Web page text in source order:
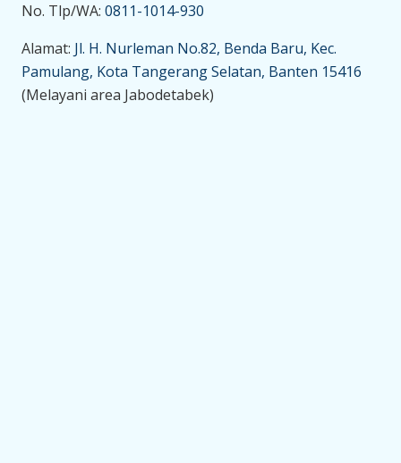
No. Tlp/WA: 0811-1014-930
Alamat: Jl. H. Nurleman No.82, Benda Baru, Kec.
Pamulang, Kota Tangerang Selatan, Banten 15416
(Melayani area Jabodetabek)